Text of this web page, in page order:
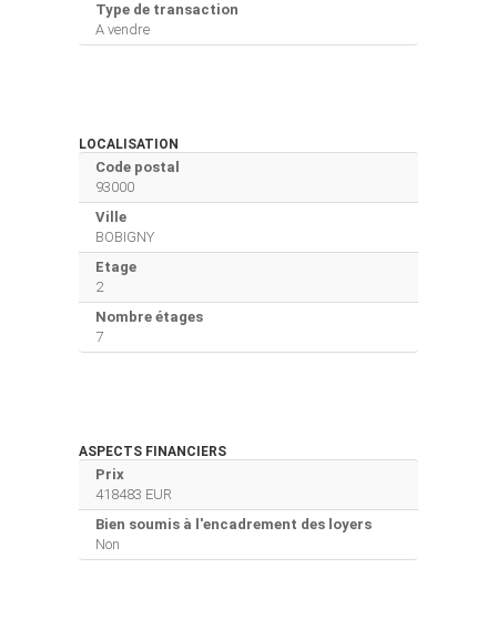
Type de transaction
A vendre
LOCALISATION
Code postal
93000
Ville
BOBIGNY
Etage
2
Nombre étages
7
ASPECTS FINANCIERS
Prix
418483 EUR
Bien soumis à l'encadrement des loyers
Non